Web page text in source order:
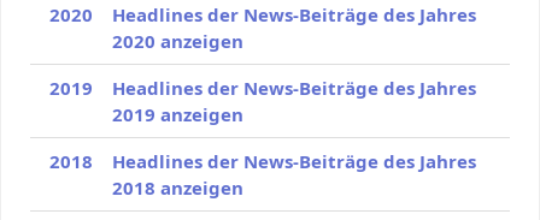
2020
Headlines der News-Beiträge des Jahres
2020 anzeigen
2019
Headlines der News-Beiträge des Jahres
2019 anzeigen
2018
Headlines der News-Beiträge des Jahres
2018 anzeigen